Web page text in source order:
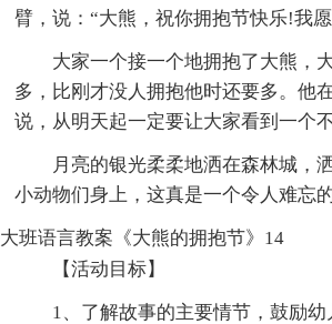
臂，说：“大熊，祝你拥抱节快乐!我
大家一个接一个地拥抱了大熊，
多，比刚才没人拥抱他时还要多。他
说，从明天起一定要让大家看到一个
月亮的银光柔柔地洒在森林城，
小动物们身上，这真是一个令人难忘
大班语言教案《大熊的拥抱节》14
【活动目标】
1、了解故事的主要情节，鼓励